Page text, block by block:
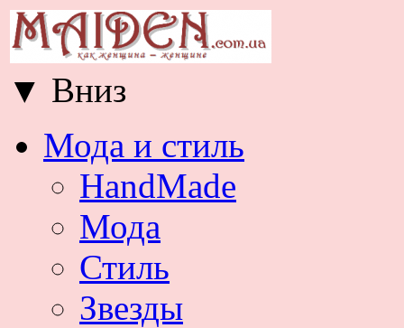
▼ Вниз
Мода и стиль
HandMade
Мода
Стиль
Звезды